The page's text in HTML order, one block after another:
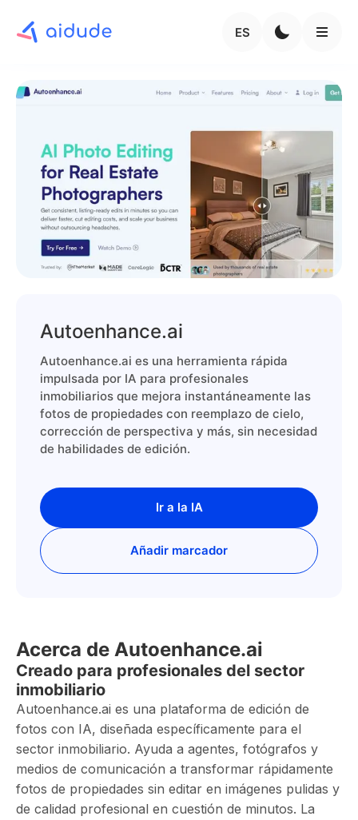
ES
Autoenhance.ai
Autoenhance.ai es una herramienta rápida
impulsada por IA para profesionales
inmobiliarios que mejora instantáneamente las
fotos de propiedades con reemplazo de cielo,
corrección de perspectiva y más, sin necesidad
de habilidades de edición.
Ir a la IA
Añadir marcador
Acerca de Autoenhance.ai
Creado para profesionales del sector
inmobiliario
Autoenhance.ai es una plataforma de edición de
fotos con IA, diseñada específicamente para el
sector inmobiliario. Ayuda a agentes, fotógrafos y
medios de comunicación a transformar rápidamente
fotos de propiedades sin editar en imágenes pulidas y
de calidad profesional en cuestión de minutos. La